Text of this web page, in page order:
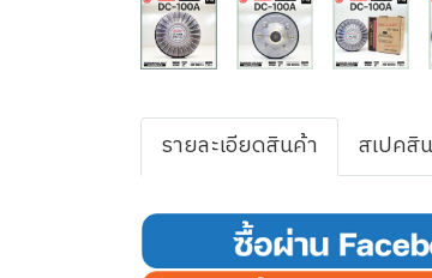
รายละเอียดสินค้า สเปคสิ